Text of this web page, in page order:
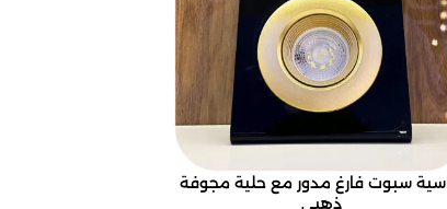
سبوت فارغ مدور مع حلية مجوفة
ذهبي